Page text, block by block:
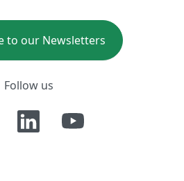
to our Newsletters
Follow us